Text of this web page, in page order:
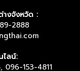
างจังหวัด :
2888
ไลน์:
096-153-4811